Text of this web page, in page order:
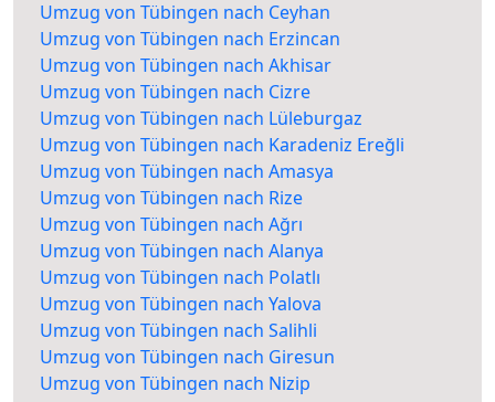
Umzug von Tübingen nach Ceyhan
Umzug von Tübingen nach Erzincan
Umzug von Tübingen nach Akhisar
Umzug von Tübingen nach Cizre
Umzug von Tübingen nach Lüleburgaz
Umzug von Tübingen nach Karadeniz Ereğli
Umzug von Tübingen nach Amasya
Umzug von Tübingen nach Rize
Umzug von Tübingen nach Ağrı
Umzug von Tübingen nach Alanya
Umzug von Tübingen nach Polatlı
Umzug von Tübingen nach Yalova
Umzug von Tübingen nach Salihli
Umzug von Tübingen nach Giresun
Umzug von Tübingen nach Nizip